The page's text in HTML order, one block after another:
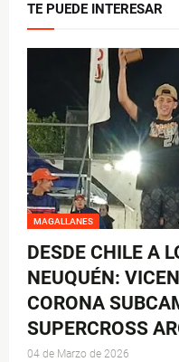
TE PUEDE INTERESAR
MAGALLANES
DESDE CHILE A
NEUQUÉN:
CORONA
SUPERCROSS
04 de Marzo de 2026